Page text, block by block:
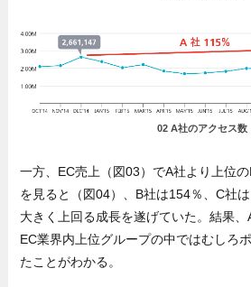
02 A社のアクセス数
一方、EC売上（図03）でA社より上位
を見ると（図04）、B社は154％、C社
大きく上回る成長を遂げていた。結果
EC業界内上位グループの中ではむしろ
たことがわかる。